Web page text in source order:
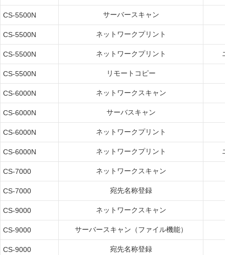
CS-5500N サーバースキャン
CS-5500N ネットワークプリント
CS-5500N ネットワークプリント
CS-5500N リモートコピー
CS-6000N ネットワークスキャン
CS-6000N サーバスキャン
CS-6000N ネットワークプリント
CS-6000N ネットワークプリント
CS-7000 ネットワークスキャン
CS-7000 宛先名称登録
CS-9000 ネットワークスキャン
CS-9000 サーバースキャン（ファイル機能）
CS-9000 宛先名称登録